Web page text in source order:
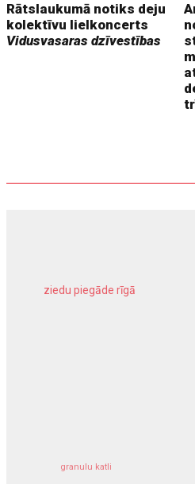
Rātslaukumā notiks deju
kolektīvu lielkoncerts
Vidusvasaras dzīvestības
ziedu piegāde rīgā
granulu katli